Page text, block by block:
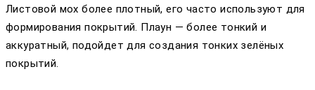
Листовой мох более плотный, его часто используют для
формирования покрытий. Плаун — более тонкий и
аккуратный, подойдет для создания тонких зелёных
покрытий.